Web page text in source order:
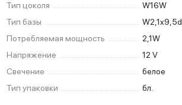
Тип цоколя
W16W
Тип базы
W2,1x9,5d
Потребляемая мощность
2,1W
Напряжение
12 V
Свечение
белое
Тип упаковки
бл.